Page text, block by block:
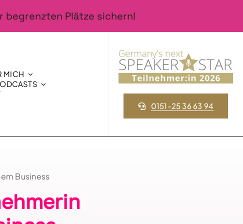
begrenzten Plätze sichern!
MICH
0151-25 36 63 94
Business